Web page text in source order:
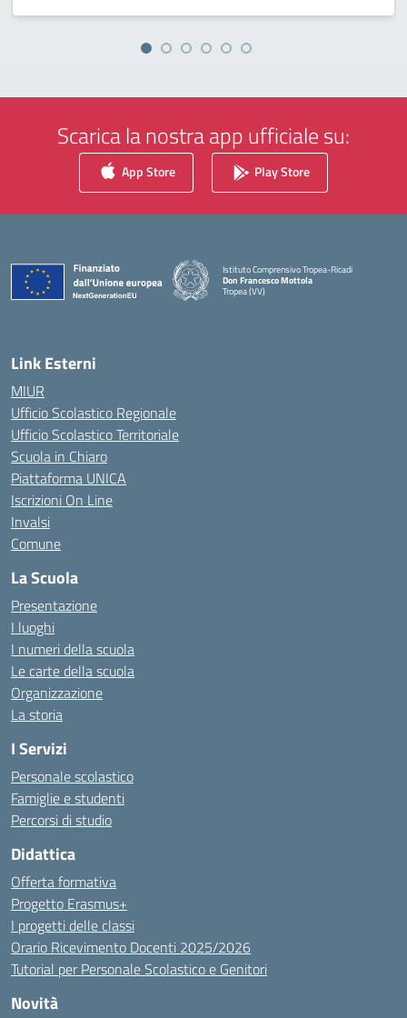
Scarica la nostra app ufficiale su:
App Store Play Store
Istituto Comprensivo Tropea-Ricadi
Don Francesco Mottola
Tropea (VV)
— Visita la pagina iniziale della scuola
Link Esterni
MIUR
Ufficio Scolastico Regionale
Ufficio Scolastico Territoriale
Scuola in Chiaro
Piattaforma UNICA
Iscrizioni On Line
Invalsi
Comune
La Scuola
Presentazione
I luoghi
I numeri della scuola
Le carte della scuola
Organizzazione
La storia
I Servizi
Personale scolastico
Famiglie e studenti
Percorsi di studio
Didattica
Offerta formativa
Progetto Erasmus+
I progetti delle classi
Orario Ricevimento Docenti 2025/2026
Tutorial per Personale Scolastico e Genitori
Novità